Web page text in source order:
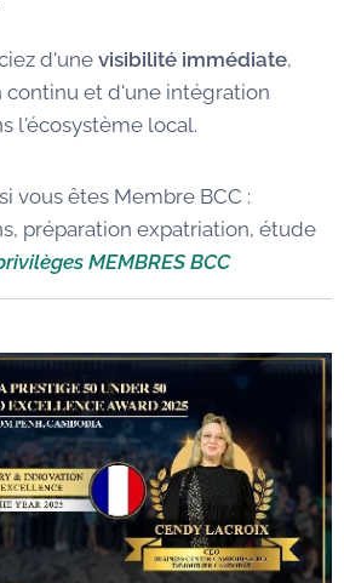
d'une visibilité immédiate,
continu et d'une intégration
l'écosystème local.
vous êtes Membre BCC :
préparation expatriation, étude
MEMBRES BCC